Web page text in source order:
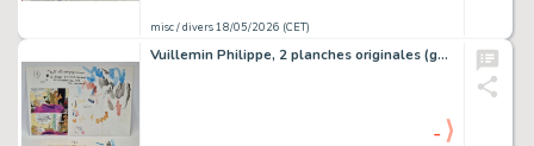
misc / divers 18/05/2026 (CET)
Vuillemin Philippe, 2 planches originales (gag complet), " 2 pages…
-